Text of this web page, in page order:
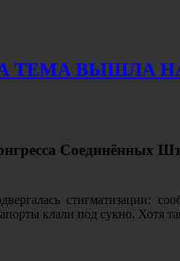
ТЕМА ВЫШЛА
Соединённых
стигматизации:
клали под сукно. Хотя